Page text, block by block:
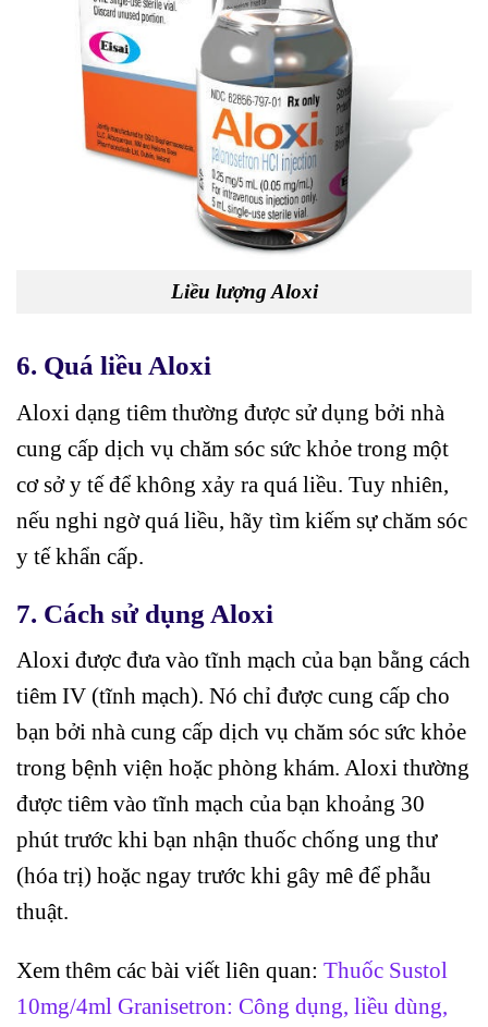
Liều lượng Aloxi
6. Quá liều Aloxi
Aloxi dạng tiêm thường được sử dụng bởi nhà
cung cấp dịch vụ chăm sóc sức khỏe trong một
cơ sở y tế để không xảy ra quá liều. Tuy nhiên,
nếu nghi ngờ quá liều, hãy tìm kiếm sự chăm sóc
y tế khẩn cấp.
7. Cách sử dụng Aloxi
Aloxi được đưa vào tĩnh mạch của bạn bằng cách
tiêm IV (tĩnh mạch). Nó chỉ được cung cấp cho
bạn bởi nhà cung cấp dịch vụ chăm sóc sức khỏe
trong bệnh viện hoặc phòng khám. Aloxi thường
được tiêm vào tĩnh mạch của bạn khoảng 30
phút trước khi bạn nhận thuốc chống ung thư
(hóa trị) hoặc ngay trước khi gây mê để phẫu
thuật.
Xem thêm các bài viết liên quan: Thuốc Sustol
10mg/4ml Granisetron: Công dụng, liều dùng,